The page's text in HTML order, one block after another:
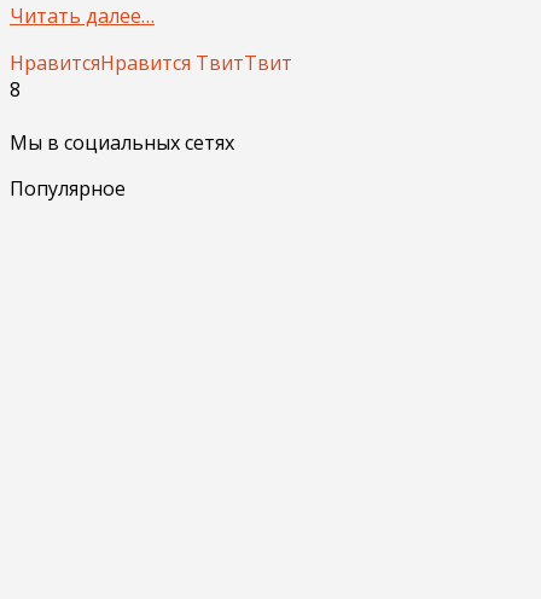
Читать далее…
НравитсяНравится ТвитТвит
8
Мы в социальных сетях
Популярное